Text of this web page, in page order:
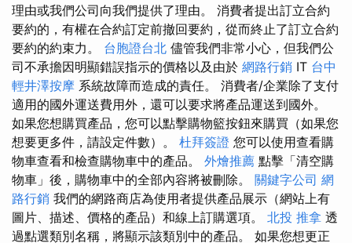
理由或我們公司向我們提供了理由。 消費者提出訂立合約
要約的，有權在合約訂定前撤回要約，從而終止了訂立合約
要約的約束力。 台胞證台北 儘管我們非常小心，但我們公
司不承擔因明顯錯誤指示的價格以及由於 網路行銷 IT 台中
輕井澤按摩 系統故障而造成的責任。 消費者/企業除了支付
適用的國外運送費用外，還可以要求將產品運送到國外。
如果您想購買產品，您可以點擊購物籃按鈕來購買（如果您
想要更多件，請設定件數）。 杜拜簽證 您可以使用查看購
物車查看和檢查購物車中的產品。 外燴推薦 點擊「清空購
物車」後，購物車中的全部內容將被刪除。 關鍵字公司 網
路行銷 我們的網路商店為使用者提供產品展示（網站上有
圖片、描述、價格的產品）和線上訂購選項。 北投 推拿 透
過點選類別名稱，將顯示該類別中的產品。 如果您想更正